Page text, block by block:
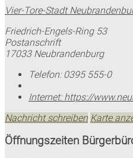
Vier-Tore-Stadt
Friedrich-Engels-Ring 53
Postanschrift
17033 Neubrandenburg
Telefon: 0395 555-0
Internet: https://
Nachricht schreiben Karte
Öffnungszeiten